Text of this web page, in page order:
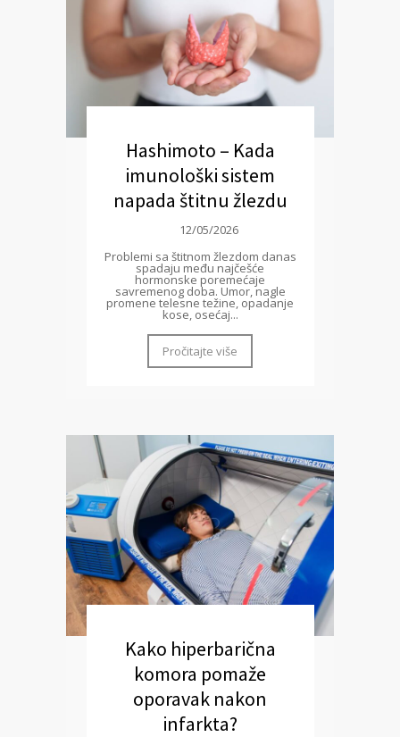
Hashimoto – Kada
imunološki sistem
napada štitnu žlezdu
12/05/2026
Problemi sa štitnom žlezdom danas
spadaju među najčešće
hormonske poremećaje
savremenog doba. Umor, nagle
promene telesne težine, opadanje
kose, osećaj...
Pročitajte više
Kako hiperbarična
komora pomaže
oporavak nakon
infarkta?